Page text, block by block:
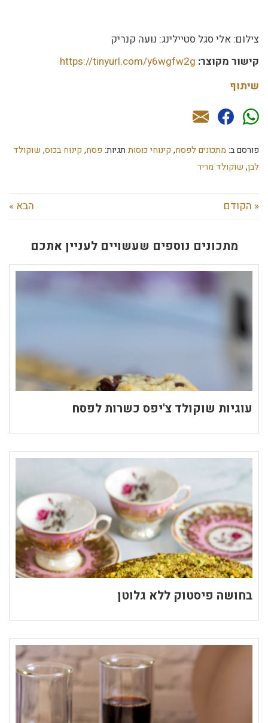
צילום: אלי סגל סטיילינג: נועה קנריק
קישור מקוצר: https://tinyurl.com/y6wgfw2g
שיתוף
פורסם ב: מתכונים לפסח, קינוחי כוסות תגיות: פסח, קינוח בכוס, שוקולד
לבן, שוקולד מריר
« הקודם הבא »
מתכונים נוספים שעשויים לעניין אתכם
עוגיות שוקולד צ'יפס כשרות לפסח
בחושה פיסטוק ללא גלוטן